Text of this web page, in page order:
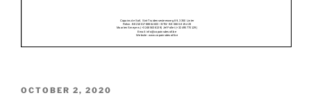
POSTED
OCTOBER 2, 2020